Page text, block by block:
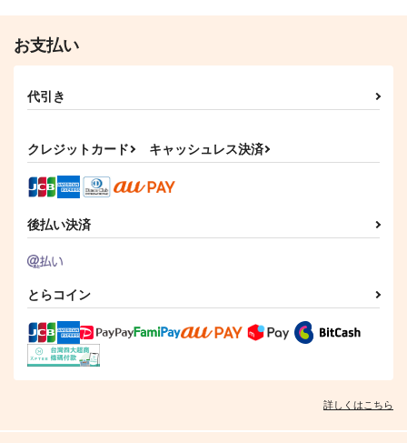
松野千冬×場地圭介
715円（税込）
お支払い
代引き
クレジットカード キャッシュレス決済
後払い決済
とらコイン
詳しくはこちら